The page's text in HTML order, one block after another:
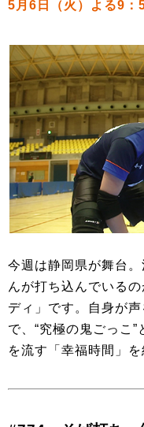
5月6日（火）よる9：
今週は静岡県が舞台
んが打ち込んでいる
ディ」です。自身が
で、“究極の鬼ごっこ
を流す「幸福時間」を